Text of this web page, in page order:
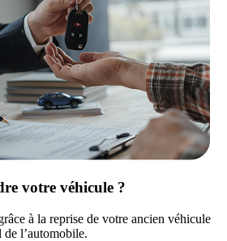
votre véhicule ?
à la reprise de votre ancien véhicule
de l’automobile.